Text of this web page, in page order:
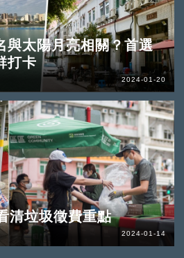
與太陽月亮相關？首選
打卡
2024-01-20
清垃圾徵費重點
2024-01-14